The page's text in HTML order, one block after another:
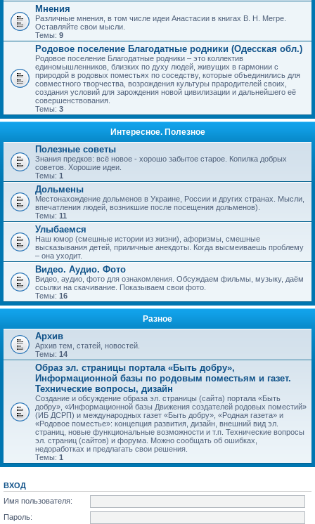
Мнения
Различные мнения, в том числе идеи Анастасии в книгах В. Н. Мегре.
Оставляйте свои мысли.
Темы: 9
Родовое поселение Благодатные родники (Одесская обл.)
Родовое поселение Благодатные родники – это коллектив
единомышленников, близких по духу людей, живущих в гармонии с
природой в родовых поместьях по соседству, которые объединились для
совместного творчества, возрождения культуры прародителей своих,
создания условий для зарождения новой цивилизации и дальнейшего её
совершенствования.
Темы: 3
Интересное. Полезное
Полезные советы
Знания предков: всё новое - хорошо забытое старое. Копилка добрых
советов. Хорошие идеи.
Темы: 1
Дольмены
Местонахождение дольменов в Украине, России и других странах. Мысли,
впечатления людей, возникшие после посещения дольменов).
Темы: 11
Улыбаемся
Наш юмор (смешные истории из жизни), афоризмы, смешные
высказывания детей, приличные анекдоты. Когда высмеиваешь проблему
– она уходит.
Видео. Аудио. Фото
Видео, аудио, фото для ознакомления. Обсуждаем фильмы, музыку, даём
ссылки на скачивание. Показываем свои фото.
Темы: 16
Разное
Архив
Архив тем, статей, новостей.
Темы: 14
Образ эл. страницы портала «Быть добру»,
Информационной базы по родовым поместьям и газет.
Технические вопросы, дизайн
Создание и обсуждение образа эл. страницы (сайта) портала «Быть
добру», «Информационной базы Движения создателей родовых поместий»
(ИБ ДСРП) и международных газет «Быть добру», «Родная газета» и
«Родовое поместье»: концепция развития, дизайн, внешний вид эл.
страниц, новые функциональные возможности и т.п. Технические вопросы
эл. страниц (сайтов) и форума. Можно сообщать об ошибках,
недоработках и предлагать свои решения.
Темы: 1
ВХОД
Имя пользователя:
Пароль: